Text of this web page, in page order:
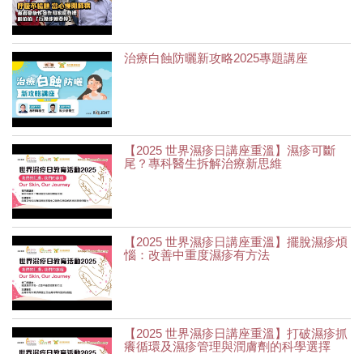
治療白蝕防曬新攻略2025專題講座
【2025 世界濕疹日講座重溫】濕疹可斷
尾？專科醫生拆解治療新思維
【2025 世界濕疹日講座重溫】擺脫濕疹煩
惱：改善中重度濕疹有方法
【2025 世界濕疹日講座重溫】打破濕疹抓
癢循環及濕疹管理與潤膚劑的科學選擇